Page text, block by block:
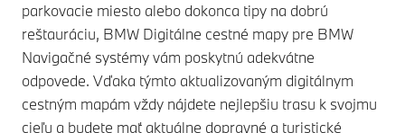
parkovacie miesto alebo dokonca tipy na dobrú
reštauráciu, BMW Digitálne cestné mapy pre BMW
Navigačné systémy vám poskytnú adekvátne
odpovede. Vďaka týmto aktualizovaným digitálnym
cestným mapám vždy nájdete nejlepšiu trasu k svojmu
cieľu a budete mať aktuálne dopravné a turistické